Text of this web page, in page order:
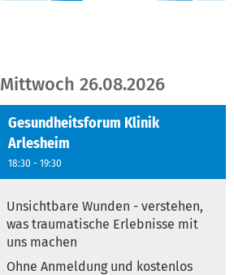
Mittwoch 26.08.2026
Gesundheitsforum Klinik
Arlesheim
18:30 - 19:30
Unsichtbare Wunden - verstehen,
was traumatische Erlebnisse mit
uns machen
Ohne Anmeldung und kostenlos